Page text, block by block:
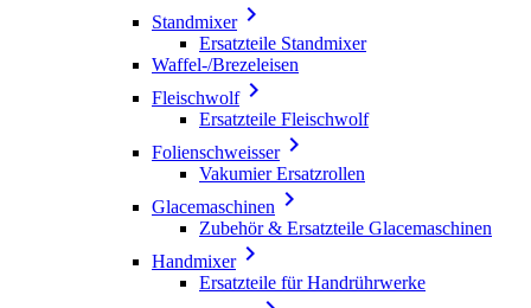
Standmixer
Ersatzteile Standmixer
Waffel-/Brezeleisen
Fleischwolf
Ersatzteile Fleischwolf
Folienschweisser
Vakumier Ersatzrollen
Glacemaschinen 
Zubehör & Ersatzteile Glacemaschinen
Handmixer
Ersatzteile für Handrührwerke